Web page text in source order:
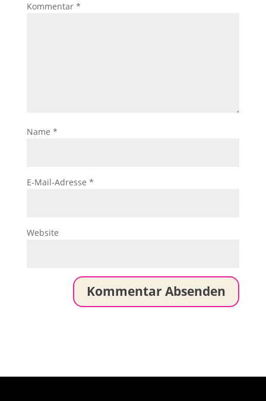
Kommentar *
Name *
E-Mail-Adresse *
Website